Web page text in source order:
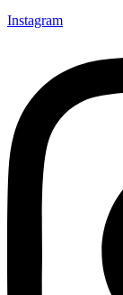
Instagram